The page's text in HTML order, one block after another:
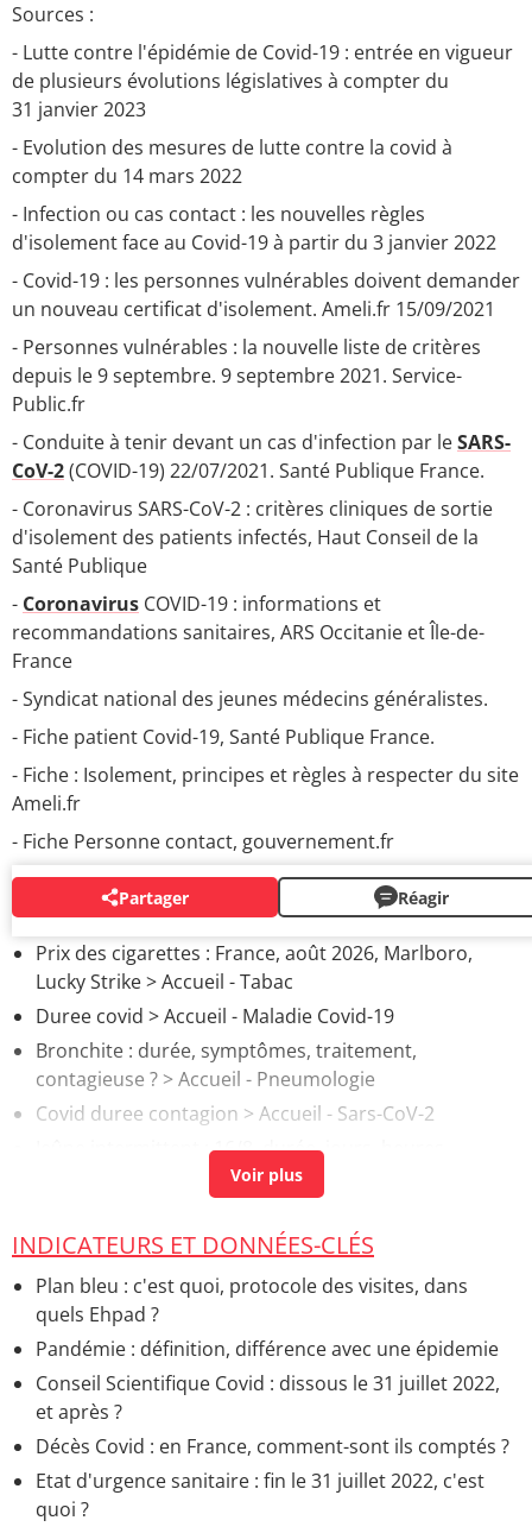
Sources :
- Lutte contre l'épidémie de Covid-19 : entrée en vigueur
de plusieurs évolutions législatives à compter du
31 janvier 2023
- Evolution des mesures de lutte contre la covid à
compter du 14 mars 2022
- Infection ou cas contact : les nouvelles règles
d'isolement face au Covid-19 à partir du 3 janvier 2022
- Covid-19 : les personnes vulnérables doivent demander
un nouveau certificat d'isolement. Ameli.fr 15/09/2021
- Personnes vulnérables : la nouvelle liste de critères
depuis le 9 septembre. 9 septembre 2021. Service-
Public.fr
- Conduite à tenir devant un cas d'infection par leSARS-
CoV-2(COVID-19) 22/07/2021. Santé Publique France.
- Coronavirus SARS-CoV-2 : critères cliniques de sortie
d'isolement des patients infectés, Haut Conseil de la
Santé Publique
- Coronavirus COVID-19 : informations et
recommandations sanitaires, ARS Occitanie et Île-de-
France
- Syndicat national des jeunes médecins généralistes.
- Fiche patient Covid-19, Santé Publique France.
- Fiche : Isolement, principes et règles à respecter du site
Ameli.fr
- Fiche Personne contact, gouvernement.fr
Partager Réagir
AUTOUR DU MÊME SUJET
Prix des cigarettes : France, août 2026, Marlboro,
Lucky Strike> Accueil - Tabac
Duree covid > Accueil - Maladie Covid-19
Bronchite : durée, symptômes, traitement,
contagieuse ? > Accueil - Pneumologie
Covid duree contagion > Accueil - Sars-CoV-2
Jeûne intermittent : 16/8, durée, jours, heures,
> Accueil - Régimes et équilibre
FIV : définition, en France, déroulement, quel prix ?
Combien de temps dure un accouchement ?
- Jour de l'accouchement
> Accueil - Symptômes covid
Zopiclone : effets, danger, sur ordonnance sécurisée ?
> Accueil - Principes et substances actives
Angine : virale, bactérienne, durée, symptômes,
contagieux ?> Accueil - ORL
INDICATEURS ET DONNÉES-CLÉS
Plan bleu : c'est quoi, protocole des visites, dans
quels Ehpad ?
Pandémie : définition, différence avec une épidemie
Conseil Scientifique Covid : dissous le 31 juillet 2022,
et après ?
Décès Covid : en France, comment-sont ils comptés ?
Etat d'urgence sanitaire : fin le 31 juillet 2022, c'est
quoi ?